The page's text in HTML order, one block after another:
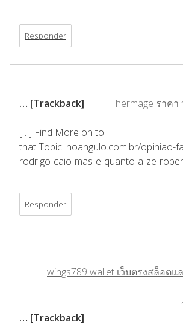
Responder
Thermage ราคา
… [Trackback]
[…] Find More on to
that Topic: noangulo.com.br/opiniao-
rodrigo-caio-mas-e-quanto-a-ze-
Responder
wings789 wallet เว็บตรงสล็อตแ
… [Trackback]